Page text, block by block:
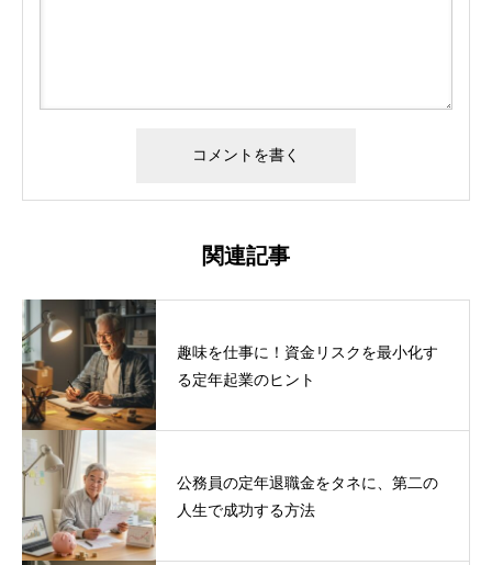
関連記事
趣味を仕事に！資金リスクを最小化す
る定年起業のヒント
公務員の定年退職金をタネに、第二の
人生で成功する方法